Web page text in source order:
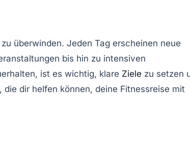
überwinden. Jeden Tag erscheinen neue
bis hin zu intensiven
ist es wichtig, klare Ziele zu setzen
dir helfen können, deine Fitnessreise mit